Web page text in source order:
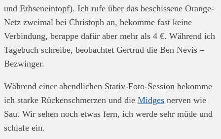
und Erbseneintopf). Ich rufe über das beschissene Orange-
Netz zweimal bei Christoph an, bekomme fast keine
Verbindung, berappe dafür aber mehr als 4 €. Während ich
Tagebuch schreibe, beobachtet Gertrud die Ben Nevis –
Bezwinger.
Während einer abendlichen Stativ-Foto-Session bekomme
ich starke Rückenschmerzen und die Midges nerven wie
Sau. Wir sehen noch etwas fern, ich werde sehr müde und
schlafe ein.